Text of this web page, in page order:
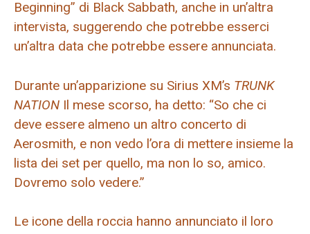
Beginning” di Black Sabbath, anche in un’altra
intervista, suggerendo che potrebbe esserci
un’altra data che potrebbe essere annunciata.
Durante un’apparizione su Sirius XM’s TRUNK
NATION Il mese scorso, ha detto: “So che ci
deve essere almeno un altro concerto di
Aerosmith, e non vedo l’ora di mettere insieme la
lista dei set per quello, ma non lo so, amico.
Dovremo solo vedere.”
Le icone della roccia hanno annunciato il loro